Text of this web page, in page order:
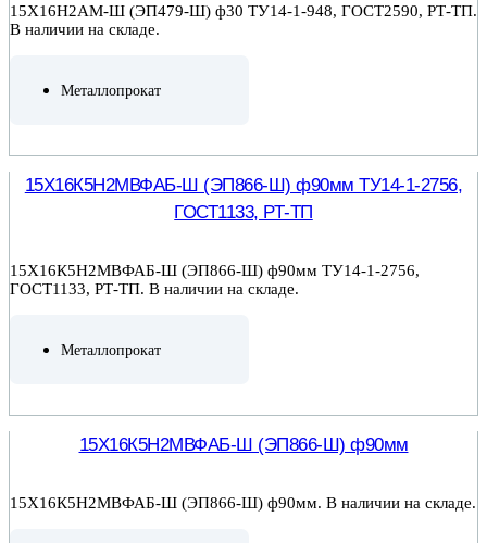
15Х16Н2АМ-Ш (ЭП479-Ш) ф30 ТУ14-1-948, ГОСТ2590, РТ-ТП.
В наличии на складе.
Металлопрокат
15Х16К5Н2МВФАБ-Ш (ЭП866-Ш) ф90мм ТУ14-1-2756,
ГОСТ1133, РТ-ТП
15Х16К5Н2МВФАБ-Ш (ЭП866-Ш) ф90мм ТУ14-1-2756,
ГОСТ1133, РТ-ТП. В наличии на складе.
Металлопрокат
15Х16К5Н2МВФАБ-Ш (ЭП866-Ш) ф90мм
15Х16К5Н2МВФАБ-Ш (ЭП866-Ш) ф90мм. В наличии на складе.